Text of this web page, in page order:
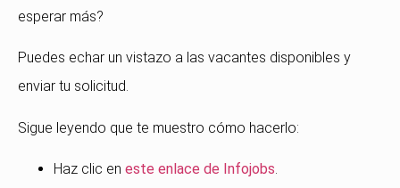
esperar más?
Puedes echar un vistazo a las vacantes disponibles y
enviar tu solicitud.
Sigue leyendo que te muestro cómo hacerlo:
Haz clic en este enlace de Infojobs.